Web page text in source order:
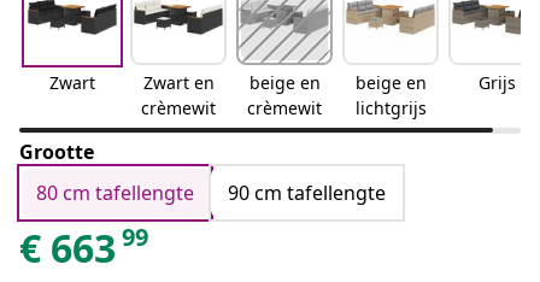
Zwart
Zwart en
crèmewit
beige en
crèmewit
beige en
lichtgrijs
Grijs
Grootte
80 cm tafellengte
90 cm tafellengte
€ 663 99